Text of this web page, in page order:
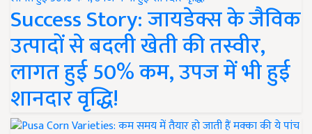
Success Story: जायडेक्स के जैविक
उत्पादों से बदली खेती की तस्वीर,
लागत हुई 50% कम, उपज में भी हुई
शानदार वृद्धि!